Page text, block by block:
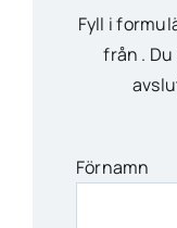
Fyll i
från .
Förnamn